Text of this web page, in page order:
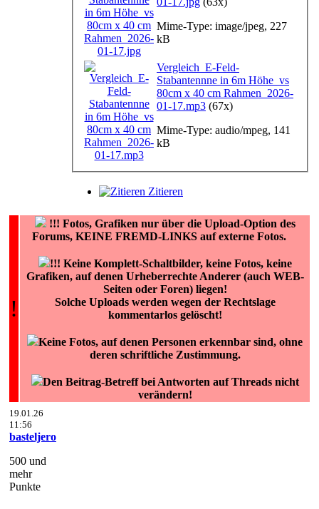
Mime-Type: image/jpeg, 227
kB
Vergleich_E-Feld-
Stabantennne in 6m Höhe_vs
80cm x 40 cm Rahmen_2026-
01-17.mp3 (67x)
Mime-Type: audio/mpeg, 141
kB
Zitieren
!
!!! Fotos, Grafiken nur über die Upload-Option des
Forums, KEINE FREMD-LINKS auf externe Fotos.
!!! Keine Komplett-Schaltbilder, keine Fotos, keine
Grafiken, auf denen Urheberrechte Anderer (auch WEB-
Seiten oder Foren) liegen!
Solche Uploads werden wegen der Rechtslage
kommentarlos gelöscht!
Keine Fotos, auf denen Personen erkennbar sind, ohne
deren schriftliche Zustimmung.
Den Beitrag-Betreff bei Antworten auf Threads nicht
verändern!
19.01.26
11:56
basteljero
500 und
mehr
Punkte